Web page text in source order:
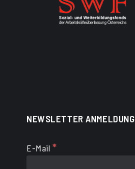
NEWSLETTER ANMELDUNG
E-Mail *